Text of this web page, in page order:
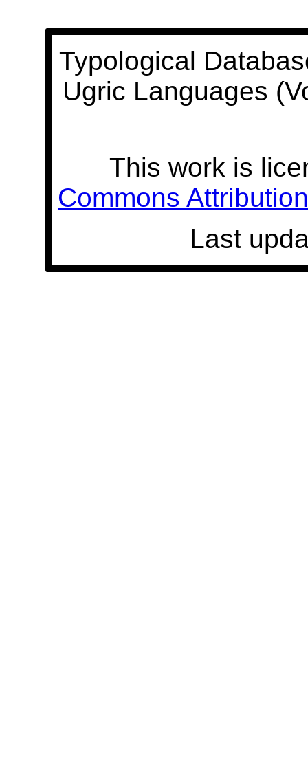
Typological
Ugric Languages
This work is
Commons
Last